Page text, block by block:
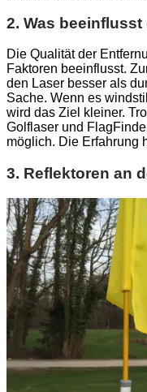
2. Was
Die Qualität der
Faktoren beeinflusst.
den Laser besser als
Sache. Wenn es
wird das Ziel kleiner.
Golflaser und
möglich. Die Erfahrung
3. Reflektoren an